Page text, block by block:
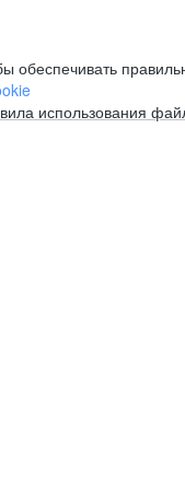
использования